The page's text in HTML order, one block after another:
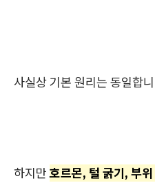
사실상 기본 원리는 동일합
하지만호르몬, 털 굵기, 부